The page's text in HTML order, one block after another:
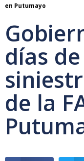
en Putumayo
días
de la